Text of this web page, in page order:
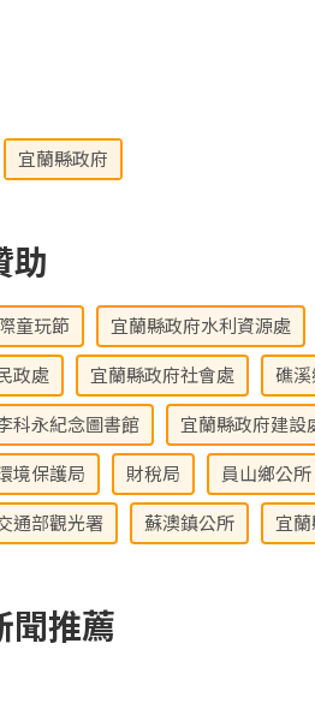
宜蘭縣政府
助
童玩節 宜蘭縣政府水利資源處
政處 宜蘭縣政府社會處 礁
科永紀念圖書館 宜蘭縣政府建設
境保護局 財稅局 員山鄉公所
通部觀光署 蘇澳鎮公所 宜
聞推薦